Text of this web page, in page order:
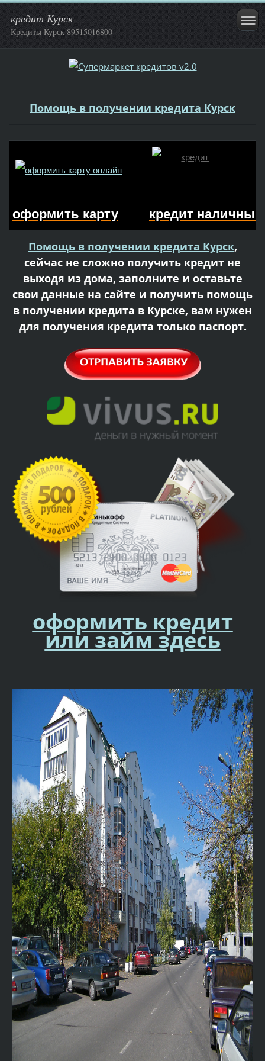
кредит Курск
Кредиты Курск 89515016800
Помощь в получении кредита Курск
оформить карту кредит
Помощь в получении кредита Курск,
сейчас не сложно получить кредит не
выходя из дома, заполните и оставьте
свои данные на сайте и получить помощь
в получении кредита в Курске, вам нужен
для получения кредита только паспорт.
оформить кредит
или займ здесь